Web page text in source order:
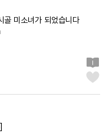
골 미소녀가 되었습니다